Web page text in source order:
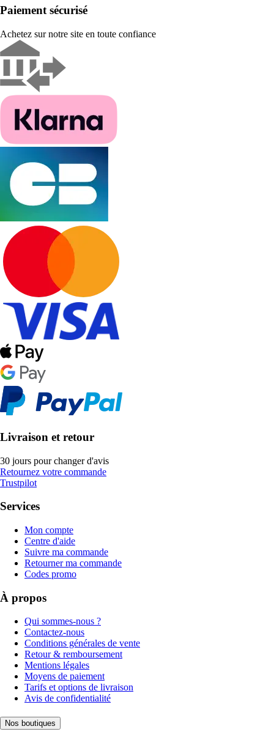
Paiement sécurisé
Achetez sur notre site en toute confiance
Livraison et retour
30 jours pour changer d'avis
Retournez votre commande
Trustpilot
Services
Mon compte
Centre d'aide
Suivre ma commande
Retourner ma commande
Codes promo
À propos
Qui sommes-nous ?
Contactez-nous
Conditions générales de vente
Retour & remboursement
Mentions légales
Moyens de paiement
Tarifs et options de livraison
Avis de confidentialité
Nos boutiques